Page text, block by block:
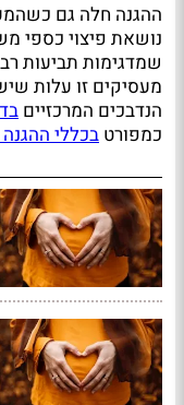
ההגנה חלה גם
נושאת פיצוי כספי
שמדגימות תביעות
מעסיקים זו עלות
הנדבכים המרכזיים
כמפורט בכללי